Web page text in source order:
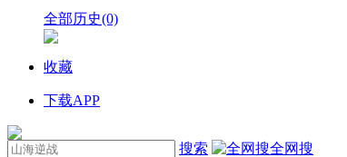
全部历史(0)
收藏
下载APP
搜索 全网搜